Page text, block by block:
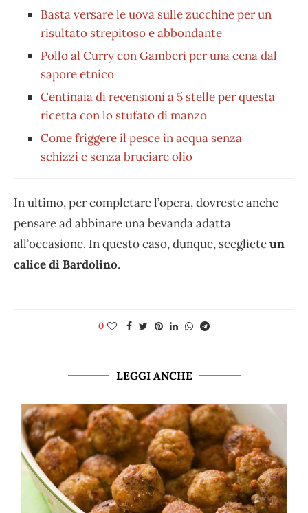
Basta versare le uova sulle zucchine per un
risultato strepitoso e abbondante
Pollo al Curry con Gamberi per una cena dal
sapore etnico
Centinaia di recensioni a 5 stelle per questa
ricetta con lo stufato di manzo
Come friggere il pesce in acqua senza
schizzi e senza bruciare olio
In ultimo, per completare l’opera, dovreste anche
pensare ad abbinare una bevanda adatta
all’occasione. In questo caso, dunque, sceglieteun
calice di Bardolino.
0
LEGGI ANCHE